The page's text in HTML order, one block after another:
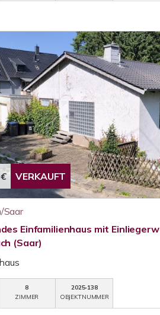
VERKAUFT
Saar
Einfamilienhaus mit
(Saar)
8
ZIMMER
2025-138
OBJEKTNUMMER